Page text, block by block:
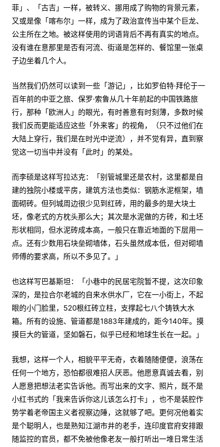
菲」、「古吉」一样，被转义、挪用成了购物的背景元素，
又或是像「喀布尔」一样，成为了政治宣传当中某个巨龙、
公主所在之地。被这样使用的词语背后不再有真实的地点。
没有谁在意那里是否有河流、街道是怎样的、餐馆里一张桌
子边坐着几个人。
当然我们仍然可以读到一些「游记」，比如罗伯特·拜伦于一
百年前的中亚之旅、保罗·索鲁从几十年前起的中国铁路旅
行，那种「欧洲人」的眼光，有时善意有时刻薄，多数时候
我们反而更能适应这些「外来客」的视角，（只不过他们在
大陆上穿行，我们是在时光中逆流），并不觉有异，直到察
觉这一切当中并没有「此时」的某处。
而李硕是这样写拉达克：「别管城里还是农村，这里都是自
建的独院小楼或平房，建筑方法也类似：钢筋水泥框架，墙
面砌砖。但列城周边很少见到红砖，用的最多的是大块土
坯，像老式的方枕头那么大；其次是水泥做的方砖，和土坯
形状相同，但水泥砖成本高，一般只在靠近地面的下层用一
点。还有少数用石块垒砌墙体，石头虽然成本低，但对砌墙
师傅的要求高，所以不多见了。」
也这样写巴基斯坦：「小巷中的民居宅院暂不提，这次印象
深的，是拉合尔老城的自来水供水厂，它在一小街上，不起
眼的小门脸里，520根红砖立柱，支撑起七八个铸铁大水
箱。所有的设施、管道都是1883年建成的，距今140年。摸
摸巨大的管道，坚如磐石，似乎已经和地球生长在一起。」
我想，这样一个人，相貌平平无奇，衣着随随便便，浪荡在
任何一个地方，恐怕都很难招人厌恶。他愿意真诚去看，别
人愿意把想法老实告诉他。而写出来的文字、照片，既不是
小红书式的「我来告诉你这儿该怎么打卡」，也不是装腔作
势学着老帝国主义者视察边陲，这就够了吧。更何况他着实
是个聪明人，也是熟知江湖市井的老手，连印度官府安排跟
随监控的官员，都不免被他像老友一般打听出一堆日常生活